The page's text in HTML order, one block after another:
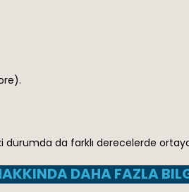
durumda da farklı derecelerde
DAHA FAZLA